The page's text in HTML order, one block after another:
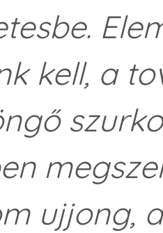
kell, a
ujjong,